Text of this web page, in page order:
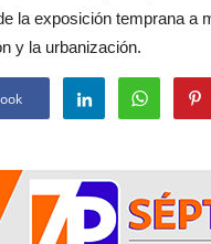
la exposición temprana a
y la urbanización.